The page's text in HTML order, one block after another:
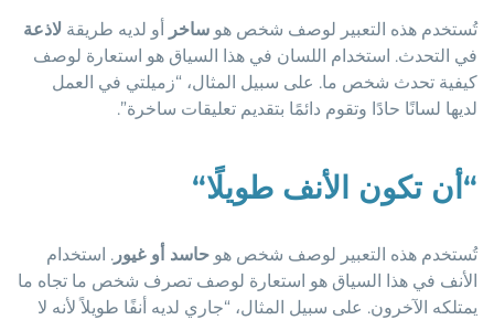
تُستخدم هذه التعبير لوصف شخص هو ساخرأو لديه طريقة لاذعة
في التحدث. استخدام اللسان في هذا السياق هو استعارة لوصف
كيفية تحدث شخص ما. على سبيل المثال، “زميلتي في العمل
لديها لسانًا حادًا وتقوم دائمًا بتقديم تعليقات ساخرة”.
“أن تكون الأنف طويلًا“
تُستخدم هذه التعبير لوصف شخص هو حاسد أو غيور. استخدام
الأنف في هذا السياق هو استعارة لوصف تصرف شخص ما تجاه ما
يمتلكه الآخرون. على سبيل المثال، “جاري لديه أنفًا طويلاً لأنه لا